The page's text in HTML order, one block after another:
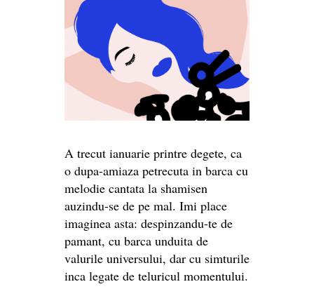
A trecut ianuarie printre degete, ca
o dupa-amiaza petrecuta in barca cu
melodie cantata la shamisen
auzindu-se de pe mal. Imi place
imaginea asta: despinzandu-te de
pamant, cu barca unduita de
valurile universului, dar cu simturile
inca legate de teluricul momentului.